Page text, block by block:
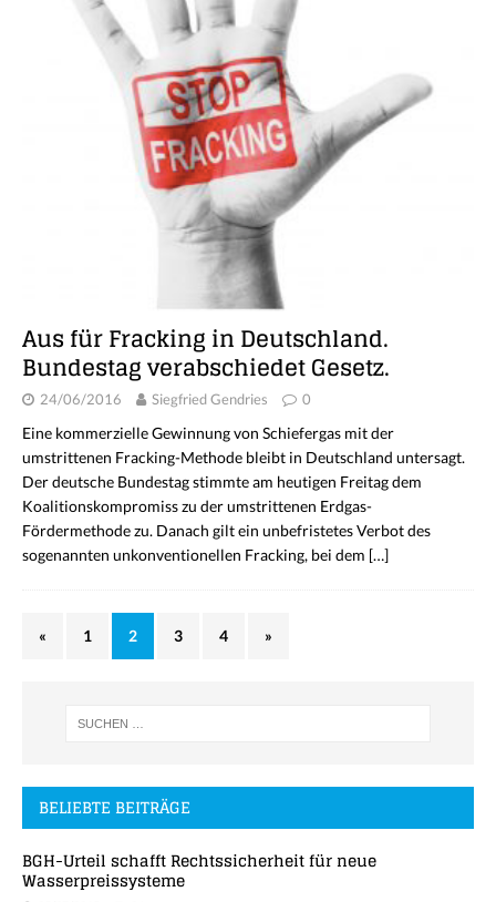
Aus für Fracking in Deutschland.
Bundestag verabschiedet Gesetz.
24/06/2016 Siegfried Gendries 0
Eine kommerzielle Gewinnung von Schiefergas mit der
umstrittenen Fracking-Methode bleibt in Deutschland untersagt.
Der deutsche Bundestag stimmte am heutigen Freitag dem
Koalitionskompromiss zu der umstrittenen Erdgas-
Fördermethode zu. Danach gilt ein unbefristetes Verbot des
sogenannten unkonventionellen Fracking, bei dem […]
« 1 2 3 4 »
BELIEBTE BEITRÄGE
BGH-Urteil schafft Rechtssicherheit für neue
Wasserpreissysteme